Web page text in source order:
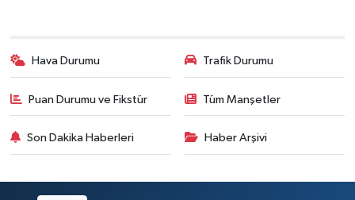
Hava Durumu Trafik Durumu
Puan Durumu ve Fikstür Tüm Manşetler
Son Dakika Haberleri Haber Arşivi